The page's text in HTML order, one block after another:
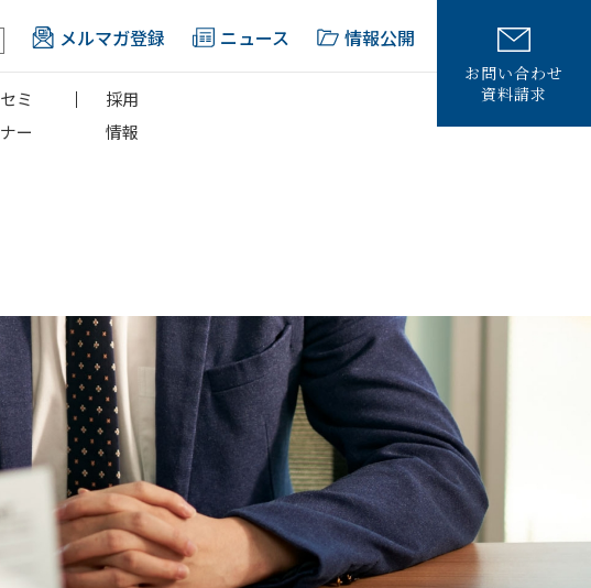
メルマガ登録 ニュース 情報公開
セミ
ナー
採用
情報
お問い合わせ
資料請求